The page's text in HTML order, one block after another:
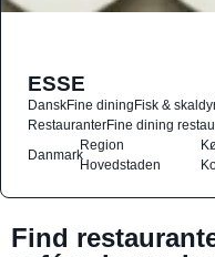
ESSE
DanskFine diningFisk &
RestauranterFine dining
Danmark
Region
Hovedstaden
Find